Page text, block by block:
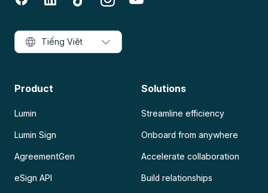
Product
Lumin
Lumin Sign
AgreementGen
eSign API
Solutions
Streamline efficiency
Onboard from anywhere
Accelerate collaboration
Build relationships
Tiếng Việt